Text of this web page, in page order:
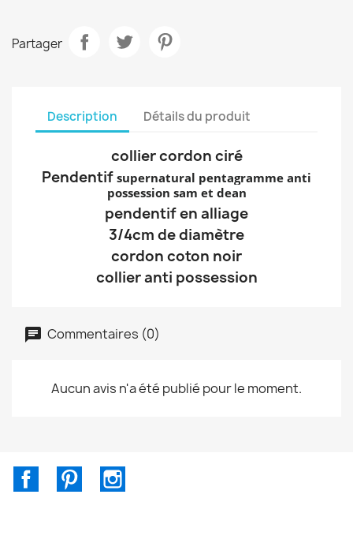
Partager
Description Détails du produit
collier cordon ciré
Pendentif supernatural pentagramme anti
possession sam et dean
pendentif en alliage
3/4cm de diamètre
cordon coton noir
collier anti possession
Commentaires (0)
Aucun avis n'a été publié pour le moment.
FacebookPinterest